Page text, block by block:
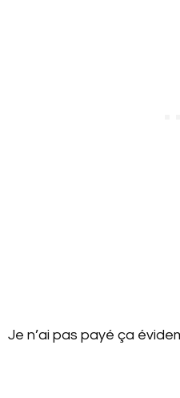
Je n’ai pas payé ça